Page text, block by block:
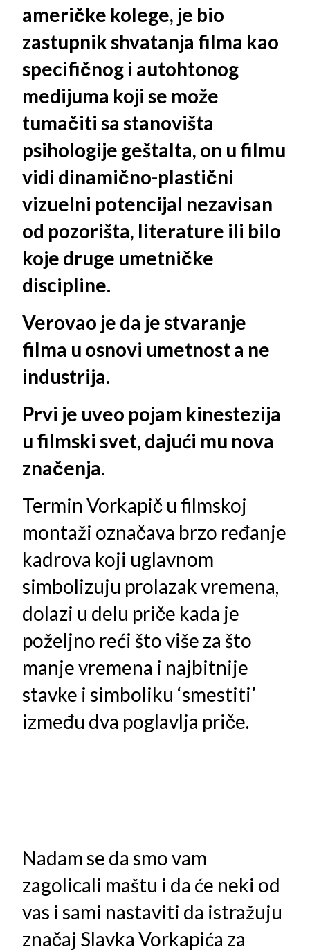
američke kolege, je bio
zastupnik shvatanja filma kao
specifičnog i autohtonog
medijuma koji se može
tumačiti sa stanovišta
psihologije geštalta, on u filmu
vidi dinamično-plastični
vizuelni potencijal nezavisan
od pozorišta, literature ili bilo
koje druge umetničke
discipline.
Verovao je da je stvaranje
filma u osnovi umetnost a ne
industrija.
Prvi je uveo pojam kinestezija
u filmski svet, dajući mu nova
značenja.
Termin Vorkapič u filmskoj
montaži označava brzo ređanje
kadrova koji uglavnom
simbolizuju prolazak vremena,
dolazi u delu priče kada je
poželjno reći što više za što
manje vremena i najbitnije
stavke i simboliku ‘smestiti’
između dva poglavlja priče.
Nadam se da smo vam
zagolicali maštu i da će neki od
vas i sami nastaviti da istražuju
značaj Slavka Vorkapića za